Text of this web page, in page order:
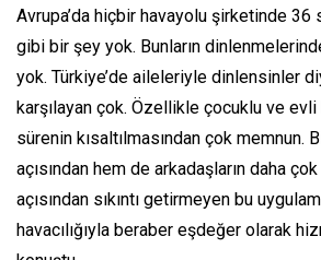
Avrupa’da hiçbir havayolu şirketinde
gibi bir şey yok. Bunların
yok. Türkiye’de aileleriyle dinlensinler
karşılayan çok. Özellikle çocuklu ve evli
sürenin kısaltılmasından çok memnun.
açısından hem de arkadaşların daha
açısından sıkıntı getirmeyen bu
havacılığıyla beraber eşdeğer olarak